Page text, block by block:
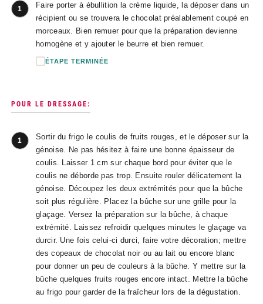
1
Faire porter à ébullition la crème liquide, la déposer dans un
récipient ou se trouvera le chocolat préalablement coupé en
morceaux. Bien remuer pour que la préparation devienne
homogène et y ajouter le beurre et bien remuer.
ÉTAPE TERMINÉE
POUR LE DRESSAGE:
1
Sortir du frigo le coulis de fruits rouges, et le déposer sur la
génoise. Ne pas hésitez à faire une bonne épaisseur de
coulis. Laisser 1 cm sur chaque bord pour éviter que le
coulis ne déborde pas trop. Ensuite rouler délicatement la
génoise. Découpez les deux extrémités pour que la bûche
soit plus régulière. Placez la bûche sur une grille pour la
glaçage. Versez la préparation sur la bûche, à chaque
extrémité. Laissez refroidir quelques minutes le glaçage va
durcir. Une fois celui-ci durci, faire votre décoration; mettre
des copeaux de chocolat noir ou au lait ou encore blanc
pour donner un peu de couleurs à la bûche. Y mettre sur la
bûche quelques fruits rouges encore intact. Mettre la bûche
au frigo pour garder de la fraîcheur lors de la dégustation.